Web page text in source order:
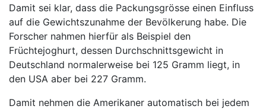
Damit sei klar, dass die Packungsgrösse einen Einfluss
auf die Gewichtszunahme der Bevölkerung habe. Die
Forscher nahmen hierfür als Beispiel den
Früchtejoghurt, dessen Durchschnittsgewicht in
Deutschland normalerweise bei 125 Gramm liegt, in
den USA aber bei 227 Gramm.
Damit nehmen die Amerikaner automatisch bei jedem